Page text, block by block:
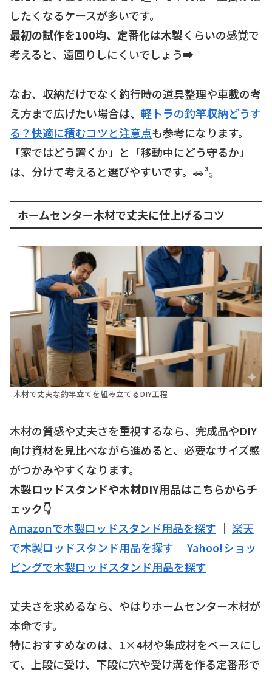
したくなるケースが多いです。
最初の試作を100均、定番化は木製くらいの感覚で
考えると、遠回りしにくいでしょう➡️
なお、収納だけでなく釣行時の道具整理や車載の考
え方まで広げたい場合は、 軽トラの釣竿収納どうす
る？快適に積むコツと注意点も参考になります。
「家ではどう置くか」と「移動中にどう守るか」
は、分けて考えると選びやすいです。🚗³₃
ホームセンター木材で丈夫に仕上げるコツ
木材で丈夫な釣竿立てを組み立てるDIY工程
木材の質感や丈夫さを重視するなら、完成品やDIY
向け資材を見比べながら進めると、必要なサイズ感
がつかみやすくなります。
木製ロッドスタンドや木材DIY用品はこちらからチ
ェック👇
Amazonで木製ロッドスタンド用品を探す ｜ 楽天
で木製ロッドスタンド用品を探す ｜ Yahoo!ショッ
ピングで木製ロッドスタンド用品を探す
丈夫さを求めるなら、やはりホームセンター木材が
本命です。
特におすすめなのは、1×4材や集成材をベースにし
て、上段に受け、下段に穴や受け溝を作る定番形で